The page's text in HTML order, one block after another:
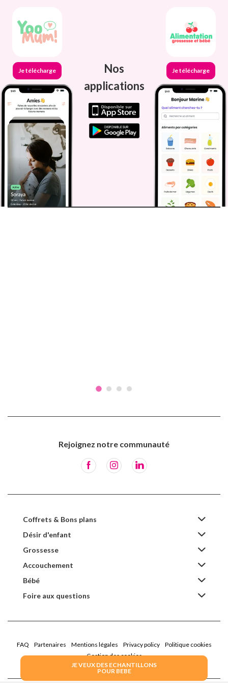
JE VEUX DES ECHANTILLONS
POUR BEBE
Je télécharge
Nos
applications
Je télécharge
Rejoignez notre communauté
Coffrets & Bons plans
Désir d'enfant
Grossesse
Accouchement
Bébé
Foire aux questions
FAQ Partenaires Mentions légales Privacy policy
Politique cookies
Gestion des cookies